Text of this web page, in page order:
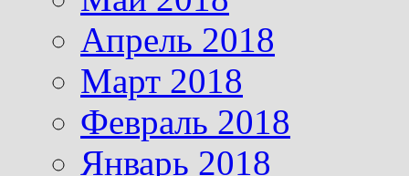
Апрель 2018
Март 2018
Февраль 2018
Январь 2018